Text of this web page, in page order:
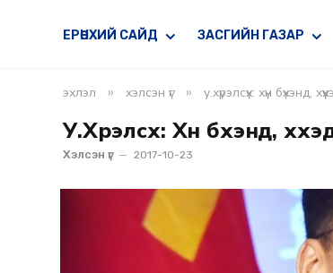
ЕРӨНХИЙ САЙД ЗАСГИЙН ГАЗАР
эхлэл » хэлсэн үг » у.хүрэлсүх: хүн бүхэнд,
У.Хүрэлсүх: Хүн бүхэнд,
Хэлсэн үг 2017-10-23